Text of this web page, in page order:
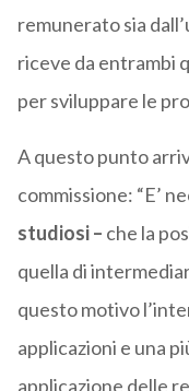
remunerato sia
riceve da entrambi
per sviluppare le
A questo punto
commissione: “E’
studiosi – che la
quella di
questo motivo
applicazioni e una
applicazione delle